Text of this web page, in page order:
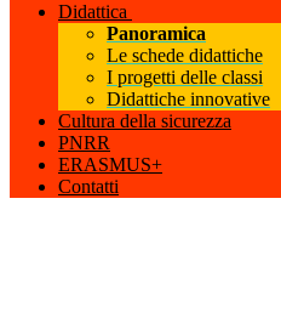
Didattica
Panoramica
Le schede didattiche
I progetti delle classi
Didattiche innovative
Cultura della sicurezza
PNRR
ERASMUS+
Contatti